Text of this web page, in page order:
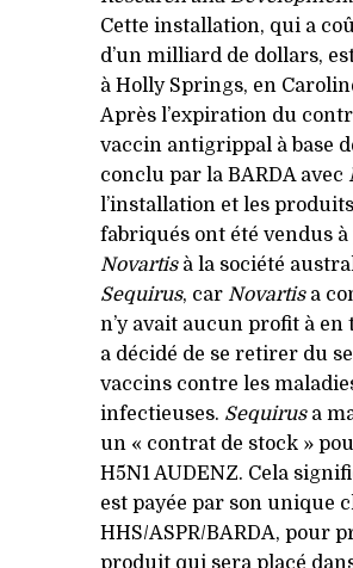
Cette installation, qui a
d’un milliard de dollars,
à Holly Springs, en
Après l’expiration du
vaccin antigrippal à base
conclu par la BARDA avec
l’installation et les
fabriqués ont été vendus
Novartisà la société
Sequirus, car Novartisa
n’y avait aucun profit à en
a décidé de se retirer du
vaccins contre les
infectieuses. Sequirusa
un « contrat de stock »
H5N1 AUDENZ. Cela
est payée par son unique
HHS/ASPR/BARDA, pour
produit qui sera placé